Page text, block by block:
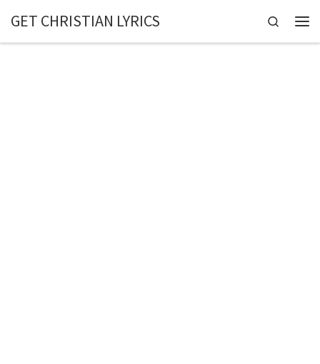
Skip to content
GET CHRISTIAN LYRICS Search